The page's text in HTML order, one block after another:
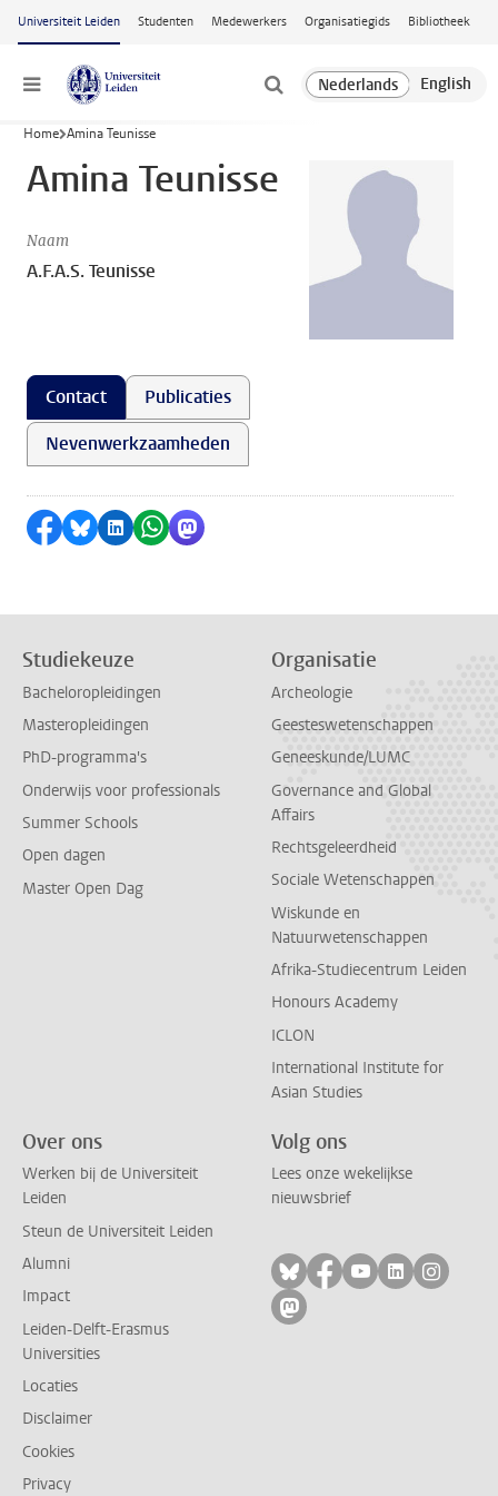
Ga naar hoofdinhoud
Universiteit Leiden Studenten Medewerkers Organisatiegids Bibliotheek
Menu
Home Amina Teunisse
Amina Teunisse
Naam
A.F.A.S. Teunisse
Contact
Publicaties
Nevenwerkzaamheden
Delen op Facebook
Delen via Bluesky
Delen op LinkedIn
Delen via WhatsApp
Delen via Mastodon
Studiekeuze
Bacheloropleidingen
Masteropleidingen
PhD-programma's
Onderwijs voor professionals
Summer Schools
Open dagen
Master Open Dag
Organisatie
Archeologie
Geesteswetenschappen
Geneeskunde/LUMC
Governance and Global
Affairs
Rechtsgeleerdheid
Sociale Wetenschappen
Wiskunde en
Natuurwetenschappen
Afrika-Studiecentrum Leiden
Honours Academy
ICLON
International Institute for
Asian Studies
Over ons
Werken bij de Universiteit
Leiden
Steun de Universiteit Leiden
Alumni
Impact
Leiden-Delft-Erasmus
Universities
Locaties
Disclaimer
Cookies
Privacy
Volg ons
Lees onze wekelijkse
nieuwsbrief
Volg ons op bluesky
Volg ons op
Volg ons op
Volg ons
Volg
Volg ons op mastodon